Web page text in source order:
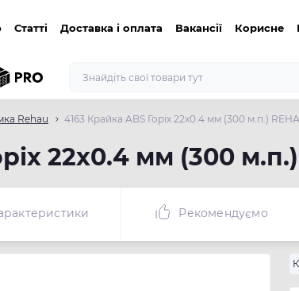
Статті Доставка і оплата Вакансії Корисне
Rehau 4163 Крайка ABS Горіх 22х0.4 мм (300 м.п.)
22х0.4 мм (300
Рекомендуємо